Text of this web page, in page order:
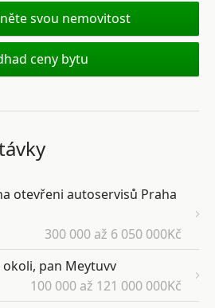
svou nemovitost
ceny bytu
otevřeni autoservisů Praha
300 000 až 6 050 000Kč
okoli, pan Meytuvv
100 000 až 121 000 000Kč